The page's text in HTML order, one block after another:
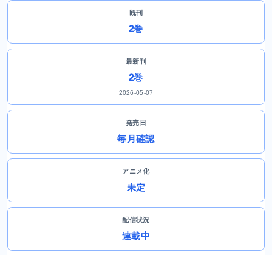
既刊
2巻
最新刊
2巻
2026-05-07
発売日
毎月確認
アニメ化
未定
配信状況
連載中